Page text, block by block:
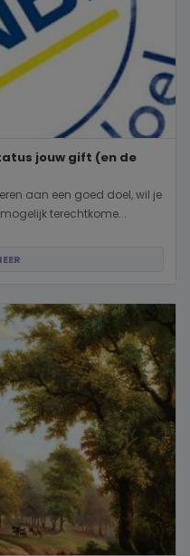
jouw gift (en de
aan een goed doel, wil je
terechtkome...